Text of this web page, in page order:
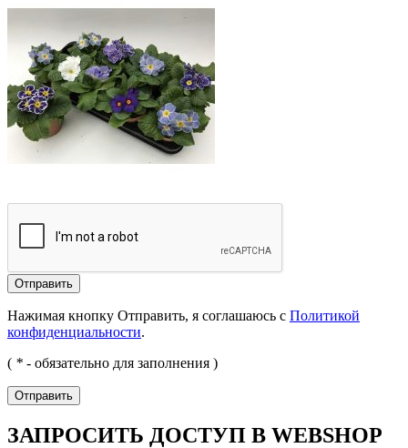
Отправить
Нажимая кнопку Отправить, я соглашаюсь с Политикой
конфиденциальности.
( * - обязательно для заполнения )
Отправить
ЗАПРОСИТЬ ДОСТУП В WEBSHOP